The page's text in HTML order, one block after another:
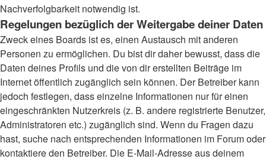
Nachverfolgbarkeit notwendig ist.
Regelungen bezüglich der Weitergabe deiner Daten
Zweck eines Boards ist es, einen Austausch mit anderen
Personen zu ermöglichen. Du bist dir daher bewusst, dass die
Daten deines Profils und die von dir erstellten Beiträge im
Internet öffentlich zugänglich sein können. Der Betreiber kann
jedoch festlegen, dass einzelne Informationen nur für einen
eingeschränkten Nutzerkreis (z. B. andere registrierte Benutzer,
Administratoren etc.) zugänglich sind. Wenn du Fragen dazu
hast, suche nach entsprechenden Informationen im Forum oder
kontaktiere den Betreiber. Die E-Mail-Adresse aus deinem